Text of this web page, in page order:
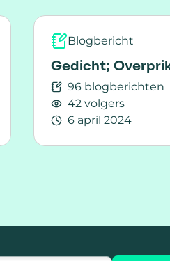
Blogbericht
Gedicht;
96 blogberichten
42 volgers
6 april 2024